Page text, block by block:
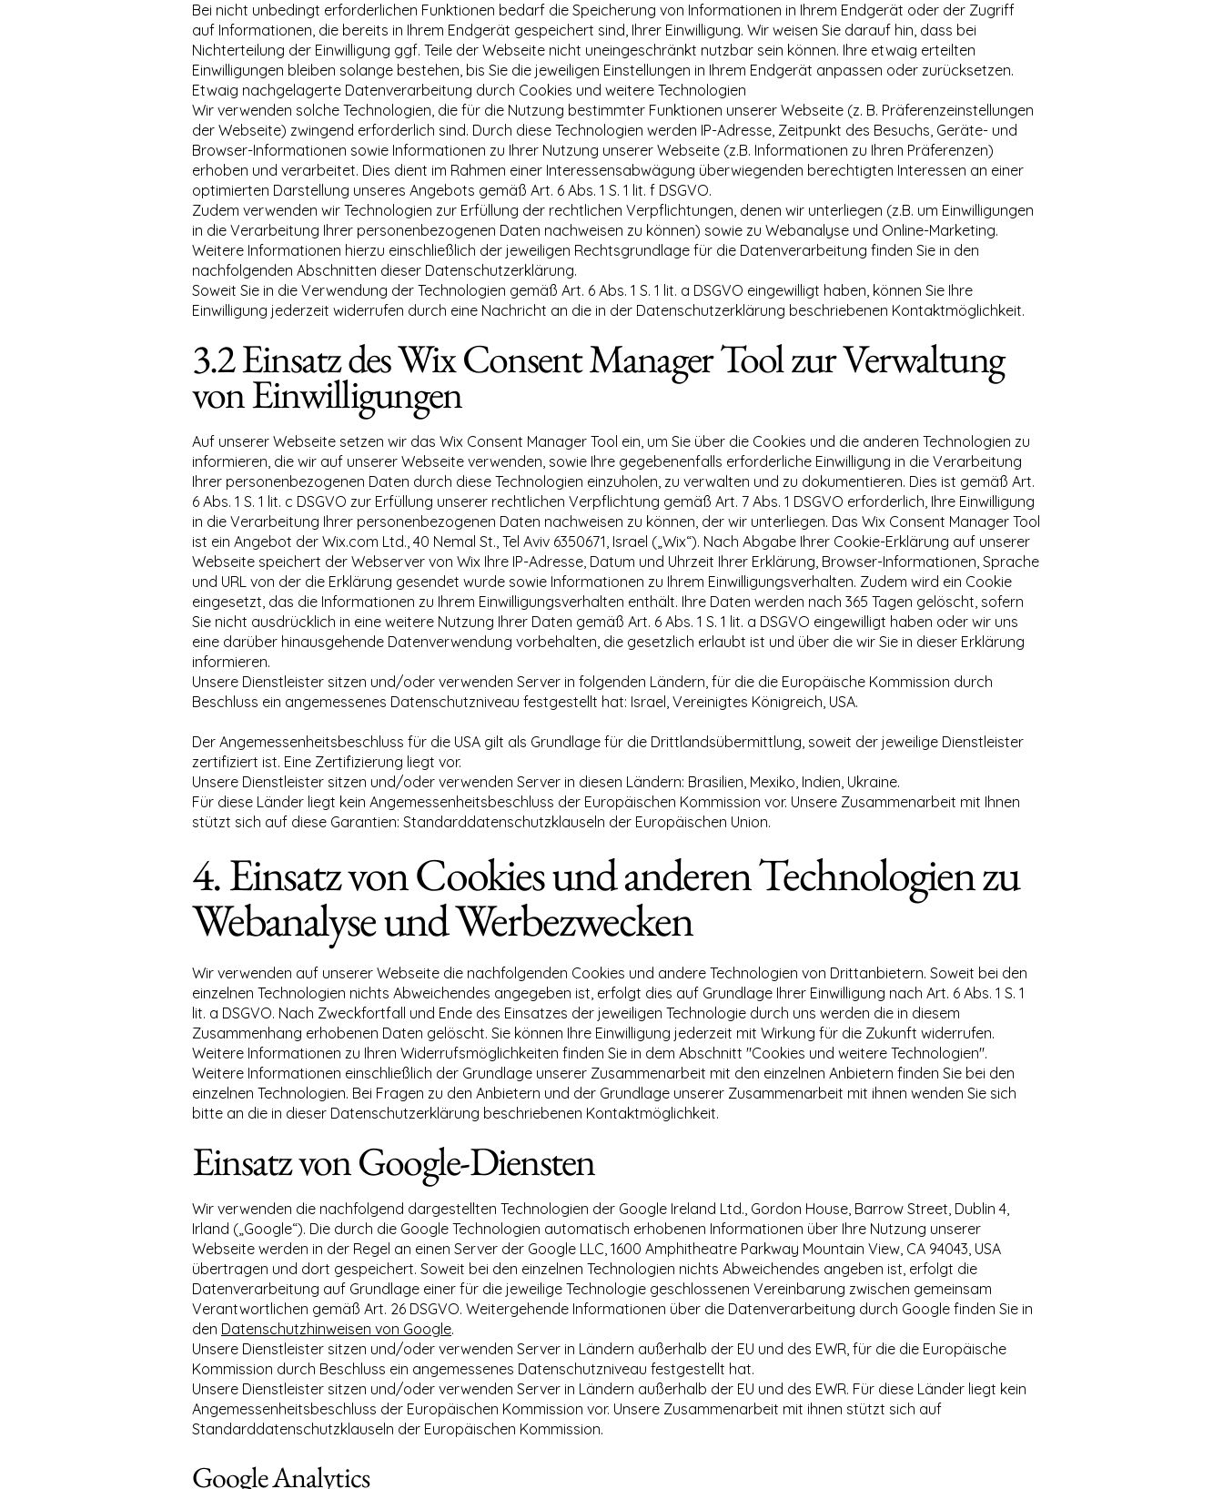
Bei nicht unbedingt erforderlichen Funktionen bedarf die Speicherung von Informationen in Ihrem Endgerät oder der Zugriff
auf Informationen, die bereits in Ihrem Endgerät gespeichert sind, Ihrer Einwilligung. Wir weisen Sie darauf hin, dass bei
Nichterteilung der Einwilligung ggf. Teile der Webseite nicht uneingeschränkt nutzbar sein können. Ihre etwaig erteilten
Einwilligungen bleiben solange bestehen, bis Sie die jeweiligen Einstellungen in Ihrem Endgerät anpassen oder zurücksetzen.
Etwaig nachgelagerte Datenverarbeitung durch Cookies und weitere Technologien
Wir verwenden solche Technologien, die für die Nutzung bestimmter Funktionen unserer Webseite (z. B. Präferenzeinstellungen
der Webseite) zwingend erforderlich sind. Durch diese Technologien werden IP-Adresse, Zeitpunkt des Besuchs, Geräte- und
Browser-Informationen sowie Informationen zu Ihrer Nutzung unserer Webseite (z.B. Informationen zu Ihren Präferenzen)
erhoben und verarbeitet. Dies dient im Rahmen einer Interessensabwägung überwiegenden berechtigten Interessen an einer
optimierten Darstellung unseres Angebots gemäß Art. 6 Abs. 1 S. 1 lit. f DSGVO.
Zudem verwenden wir Technologien zur Erfüllung der rechtlichen Verpflichtungen, denen wir unterliegen (z.B. um Einwilligungen
in die Verarbeitung Ihrer personenbezogenen Daten nachweisen zu können) sowie zu Webanalyse und Online-Marketing.
Weitere Informationen hierzu einschließlich der jeweiligen Rechtsgrundlage für die Datenverarbeitung finden Sie in den
nachfolgenden Abschnitten dieser Datenschutzerklärung.
Soweit Sie in die Verwendung der Technologien gemäß Art. 6 Abs. 1 S. 1 lit. a DSGVO eingewilligt haben, können Sie Ihre
Einwilligung jederzeit widerrufen durch eine Nachricht an die in der Datenschutzerklärung beschriebenen Kontaktmöglichkeit.
3.2 Einsatz des Wix Consent Manager Tool zur Verwaltung
von Einwilligungen
Auf unserer Webseite setzen wir das Wix Consent Manager Tool ein, um Sie über die Cookies und die anderen Technologien zu
informieren, die wir auf unserer Webseite verwenden, sowie Ihre gegebenenfalls erforderliche Einwilligung in die Verarbeitung
Ihrer personenbezogenen Daten durch diese Technologien einzuholen, zu verwalten und zu dokumentieren. Dies ist gemäß Art.
6 Abs. 1 S. 1 lit. c DSGVO zur Erfüllung unserer rechtlichen Verpflichtung gemäß Art. 7 Abs. 1 DSGVO erforderlich, Ihre Einwilligung
in die Verarbeitung Ihrer personenbezogenen Daten nachweisen zu können, der wir unterliegen. Das Wix Consent Manager Tool
ist ein Angebot der Wix.com Ltd., 40 Nemal St., Tel Aviv 6350671, Israel („Wix“). Nach Abgabe Ihrer Cookie-Erklärung auf unserer
Webseite speichert der Webserver von Wix Ihre IP-Adresse, Datum und Uhrzeit Ihrer Erklärung, Browser-Informationen, Sprache
und URL von der die Erklärung gesendet wurde sowie Informationen zu Ihrem Einwilligungsverhalten. Zudem wird ein Cookie
eingesetzt, das die Informationen zu Ihrem Einwilligungsverhalten enthält. Ihre Daten werden nach 365 Tagen gelöscht, sofern
Sie nicht ausdrücklich in eine weitere Nutzung Ihrer Daten gemäß Art. 6 Abs. 1 S. 1 lit. a DSGVO eingewilligt haben oder wir uns
eine darüber hinausgehende Datenverwendung vorbehalten, die gesetzlich erlaubt ist und über die wir Sie in dieser Erklärung
informieren.
Unsere Dienstleister sitzen und/oder verwenden Server in folgenden Ländern, für die die Europäische Kommission durch
Beschluss ein angemessenes Datenschutzniveau festgestellt hat: Israel, Vereinigtes Königreich, USA.
Der Angemessenheitsbeschluss für die USA gilt als Grundlage für die Drittlandsübermittlung, soweit der jeweilige Dienstleister
zertifiziert ist. Eine Zertifizierung liegt vor.
Unsere Dienstleister sitzen und/oder verwenden Server in diesen Ländern: Brasilien, Mexiko, Indien, Ukraine.
Für diese Länder liegt kein Angemessenheitsbeschluss der Europäischen Kommission vor. Unsere Zusammenarbeit mit Ihnen
stützt sich auf diese Garantien: Standarddatenschutzklauseln der Europäischen Union.
4. Einsatz von Cookies und anderen Technologien zu
Webanalyse und Werbezwecken
Wir verwenden auf unserer Webseite die nachfolgenden Cookies und andere Technologien von Drittanbietern. Soweit bei den
einzelnen Technologien nichts Abweichendes angegeben ist, erfolgt dies auf Grundlage Ihrer Einwilligung nach Art. 6 Abs. 1 S. 1
lit. a DSGVO. Nach Zweckfortfall und Ende des Einsatzes der jeweiligen Technologie durch uns werden die in diesem
Zusammenhang erhobenen Daten gelöscht. Sie können Ihre Einwilligung jederzeit mit Wirkung für die Zukunft widerrufen.
Weitere Informationen zu Ihren Widerrufsmöglichkeiten finden Sie in dem Abschnitt "Cookies und weitere Technologien".
Weitere Informationen einschließlich der Grundlage unserer Zusammenarbeit mit den einzelnen Anbietern finden Sie bei den
einzelnen Technologien. Bei Fragen zu den Anbietern und der Grundlage unserer Zusammenarbeit mit ihnen wenden Sie sich
bitte an die in dieser Datenschutzerklärung beschriebenen Kontaktmöglichkeit.
Einsatz von Google-Diensten
Wir verwenden die nachfolgend dargestellten Technologien der Google Ireland Ltd., Gordon House, Barrow Street, Dublin 4,
Irland („Google“). Die durch die Google Technologien automatisch erhobenen Informationen über Ihre Nutzung unserer
Webseite werden in der Regel an einen Server der Google LLC, 1600 Amphitheatre Parkway Mountain View, CA 94043, USA
übertragen und dort gespeichert. Soweit bei den einzelnen Technologien nichts Abweichendes angeben ist, erfolgt die
Datenverarbeitung auf Grundlage einer für die jeweilige Technologie geschlossenen Vereinbarung zwischen gemeinsam
Verantwortlichen gemäß Art. 26 DSGVO. Weitergehende Informationen über die Datenverarbeitung durch Google finden Sie in
den Datenschutzhinweisen von Google.
Unsere Dienstleister sitzen und/oder verwenden Server in Ländern außerhalb der EU und des EWR, für die die Europäische
Kommission durch Beschluss ein angemessenes Datenschutzniveau festgestellt hat.
Unsere Dienstleister sitzen und/oder verwenden Server in Ländern außerhalb der EU und des EWR. Für diese Länder liegt kein
Angemessenheitsbeschluss der Europäischen Kommission vor. Unsere Zusammenarbeit mit ihnen stützt sich auf
Standarddatenschutzklauseln der Europäischen Kommission.
Google Analytics